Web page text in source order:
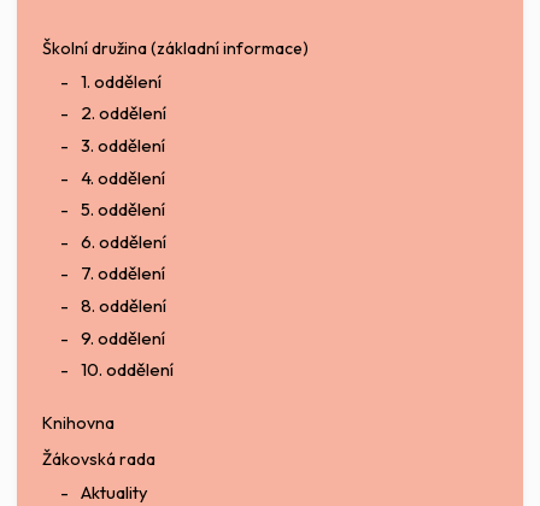
Školní družina (základní informace)
1. oddělení
2. oddělení
3. oddělení
4. oddělení
5. oddělení
6. oddělení
7. oddělení
8. oddělení
9. oddělení
10. oddělení
Knihovna
Žákovská rada
Aktuality